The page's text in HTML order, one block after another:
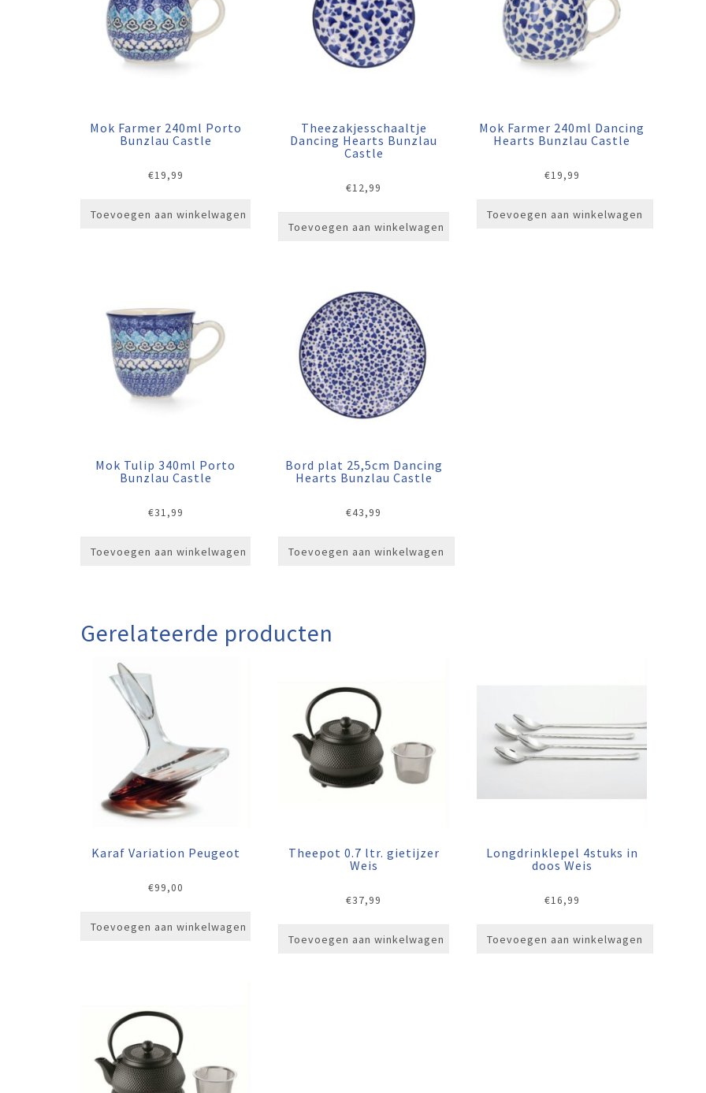
Mok Farmer 240ml Porto
Bunzlau Castle
€19,99
Toevoegen aan winkelwagen
Theezakjesschaaltje
Dancing Hearts Bunzlau
Castle
€12,99
Toevoegen aan winkelwagen
Mok Farmer 240ml Dancing
Hearts Bunzlau Castle
€19,99
Toevoegen aan winkelwagen
Mok Tulip 340ml Porto
Bunzlau Castle
€31,99
Toevoegen aan winkelwagen
Bord plat 25,5cm Dancing
Hearts Bunzlau Castle
€43,99
Toevoegen aan winkelwagen
Gerelateerde producten
Karaf Variation Peugeot
€99,00
Toevoegen aan winkelwagen
Theepot 0.7 ltr. gietijzer
Weis
€37,99
Toevoegen aan winkelwagen
Longdrinklepel 4stuks in
doos Weis
€16,99
Toevoegen aan winkelwagen